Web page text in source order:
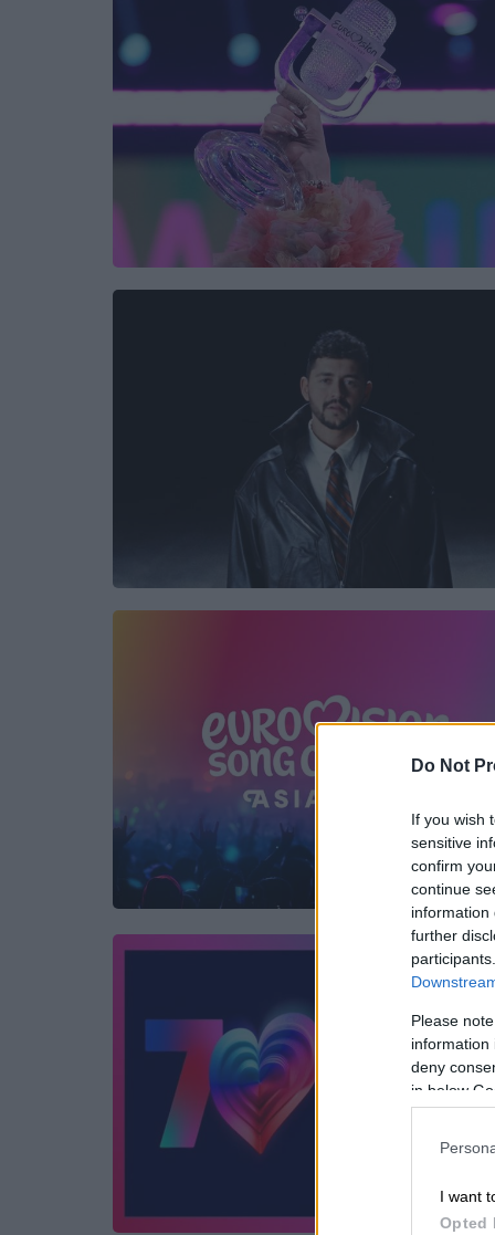
Do Not
If you wish
sensitive
confirm
continue
information
further
Please
information
deny
in below
I want
Opted